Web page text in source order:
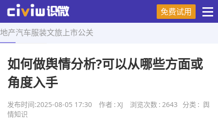
免费试用
地产汽车服装文旅 上市公关
首页 > 舆情知识 > 正文
如何做舆情分析?可以从哪些方面或
角度入手
发布时间:2025-08-05 17:30 作者 : XJ 浏览次数 : 2643 分类 : 舆
情知识